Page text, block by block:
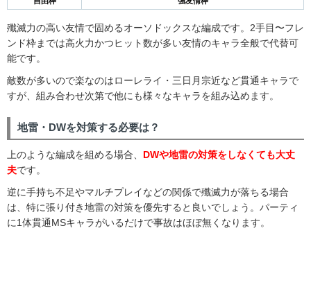
殲滅力の高い友情で固めるオーソドックスな編成です。2手目〜フレ
ンド枠までは高火力かつヒット数が多い友情のキャラ全般で代替可
能です。
敵数が多いので楽なのはローレライ・三日月宗近など貫通キャラで
すが、組み合わせ次第で他にも様々なキャラを組み込めます。
地雷・DWを対策する必要は？
上のような編成を組める場合、 DWや地雷の対策をしなくても大丈
夫です。
逆に手持ち不足やマルチプレイなどの関係で殲滅力が落ちる場合
は、特に張り付き地雷の対策を優先すると良いでしょう。パーティ
に1体貫通MSキャラがいるだけで事故はほぼ無くなります。